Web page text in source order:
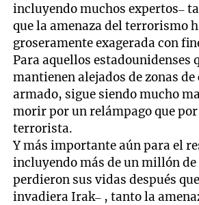
incluyendo muchos expertos–
que la amenaza del terrorismo
groseramente exagerada con
Para aquellos estadounidenses
mantienen alejados de zonas
armado, sigue siendo mucho
morir por un relámpago que
terrorista.
Y más importante aún para el
incluyendo más de un millón
perdieron sus vidas después
invadiera Irak– , tanto la